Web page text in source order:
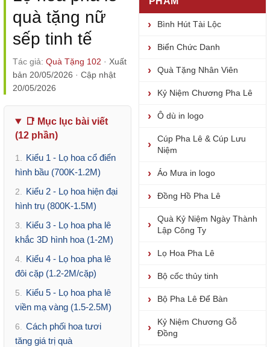
quà tặng nữ
sếp tinh tế
Tác giả: Quà Tặng 102 · Xuất
bản 20/05/2026 · Cập nhật
20/05/2026
📑 Mục lục bài viết
(12 phần)
1.
Kiểu 1 - Lọ hoa cổ điển
hình bầu (700K-1.2M)
2.
Kiểu 2 - Lọ hoa hiện đại
hình trụ (800K-1.5M)
3.
Kiểu 3 - Lọ hoa pha lê
khắc 3D hình hoa (1-2M)
4.
Kiểu 4 - Lọ hoa pha lê
đôi cặp (1.2-2M/cặp)
5.
Kiểu 5 - Lọ hoa pha lê
viền mạ vàng (1.5-2.5M)
6.
Cách phối hoa tươi
tăng giá trị quà
Bình Hút Tài Lộc
Biển Chức Danh
Quà Tặng Nhân Viên
Kỷ Niệm Chương Pha Lê
Ô dù in logo
Cúp Pha Lê & Cúp Lưu
Niệm
Áo Mưa in logo
Đồng Hồ Pha Lê
Quà Kỷ Niệm Ngày Thành
Lập Công Ty
Lọ Hoa Pha Lê
Bộ cốc thủy tinh
Bộ Pha Lê Để Bàn
Kỷ Niệm Chương Gỗ
Đồng